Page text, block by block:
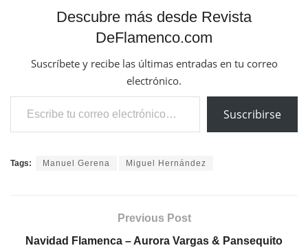
Descubre más desde Revista
DeFlamenco.com
Suscríbete y recibe las últimas entradas en tu correo
electrónico.
Escribe tu correo electrónico…
Suscribirse
Tags: Manuel Gerena Miguel Hernández
Previous Post
Navidad Flamenca – Aurora Vargas & Pansequito